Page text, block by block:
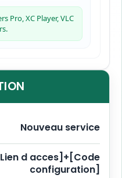
Pro, XC Player, VLC
Nouveau service
d acces]+[Code
configuration]